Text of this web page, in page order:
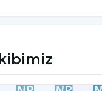
gözle görülür
Nasıl